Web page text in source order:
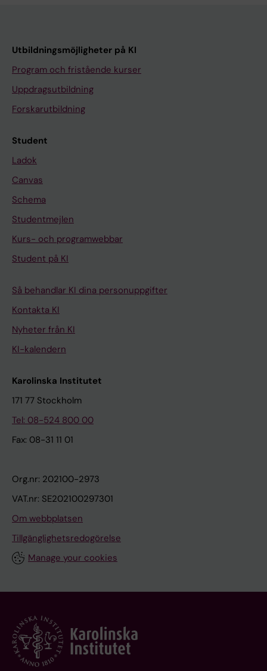
Utbildningsmöjligheter på KI
Program och fristående kurser
Uppdragsutbildning
Forskarutbildning
Student
Ladok
Canvas
Schema
Studentmejlen
Kurs- och programwebbar
Student på KI
Så behandlar KI dina personuppgifter
Kontakta KI
Nyheter från KI
KI-kalendern
Karolinska Institutet
171 77 Stockholm
Tel: 08-524 800 00
Fax: 08-31 11 01
Org.nr: 202100-2973
VAT.nr: SE202100297301
Om webbplatsen
Tillgänglighetsredogörelse
Manage your cookies